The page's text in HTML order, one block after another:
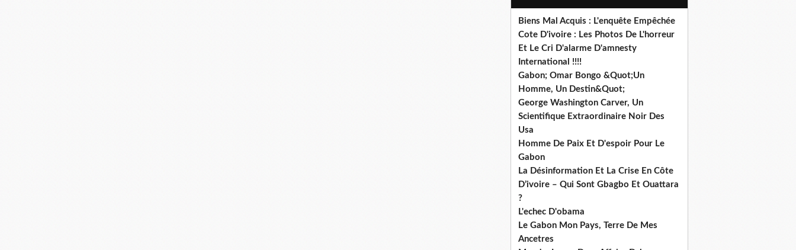
Biens Mal Acquis : L'enquête Empêchée
Cote D'ivoire : Les Photos De L'horreur
Et Le Cri D'alarme D'amnesty
International !!!!
Gabon; Omar Bongo &Quot;Un
Homme, Un Destin&Quot;
George Washington Carver, Un
Scientifique Extraordinaire Noir Des
Usa
Homme De Paix Et D'espoir Pour Le
Gabon
La Désinformation Et La Crise En Côte
D’ivoire – Qui Sont Gbagbo Et Ouattara
?
L'echec D'obama
Le Gabon Mon Pays, Terre De Mes
Ancetres